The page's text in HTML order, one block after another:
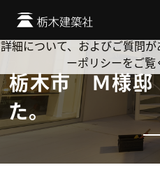
栃木市 Ｍ様
た。
Cookie を使用して、お客様の
か? 当社ではお客様のプライ
詳細について、およびご質問
ーポリシーをご覧